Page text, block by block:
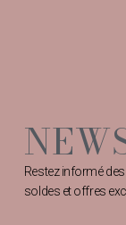
Restez informé
soldes et offres